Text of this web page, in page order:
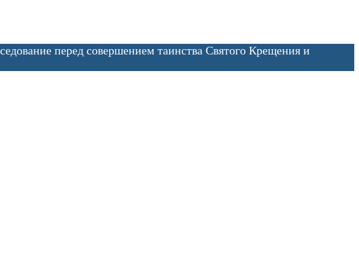
перед совершением таинства Святого Крещения и